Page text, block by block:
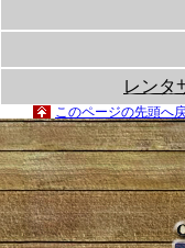
レンタ
このページの先頭へ